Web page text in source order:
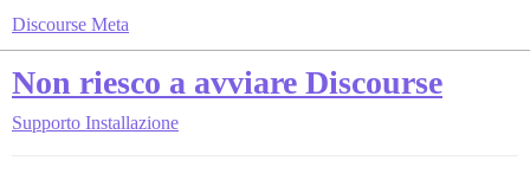
Discourse Meta
Non riesco a avviare Discourse
Supporto Installazione